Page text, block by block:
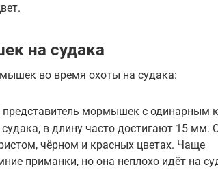
на судака
во время охоты на судака:
представитель мормышек с одинарным
в длину часто достигают 15 мм.
чёрном и красных цветах. Чаще
приманки, но она неплохо идёт на